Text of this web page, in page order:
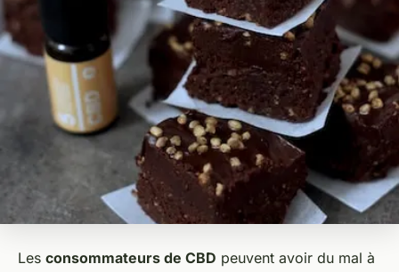
Les consommateurs de CBD peuvent avoir du mal à